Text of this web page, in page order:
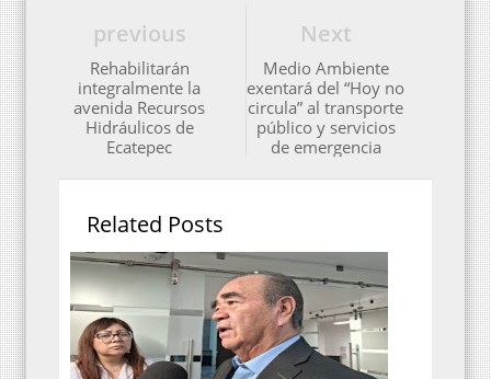
Next
Medio Ambiente
exentará del “Hoy no
circula” al transporte
público y servicios
de emergencia
previous
Rehabilitarán
integralmente la
avenida Recursos
Hidráulicos de
Ecatepec
Related Posts